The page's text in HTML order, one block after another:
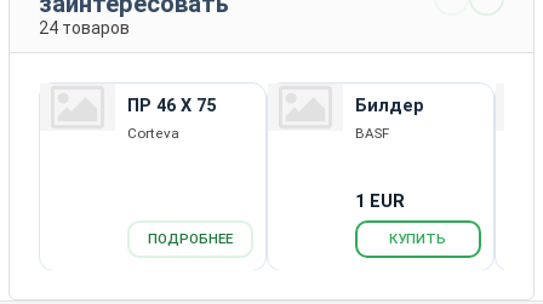
24 товаров
ПР 46 Х 75
Corteva
ПОДРОБНЕЕ
Билдер
BASF
1 EUR
КУПИТЬ